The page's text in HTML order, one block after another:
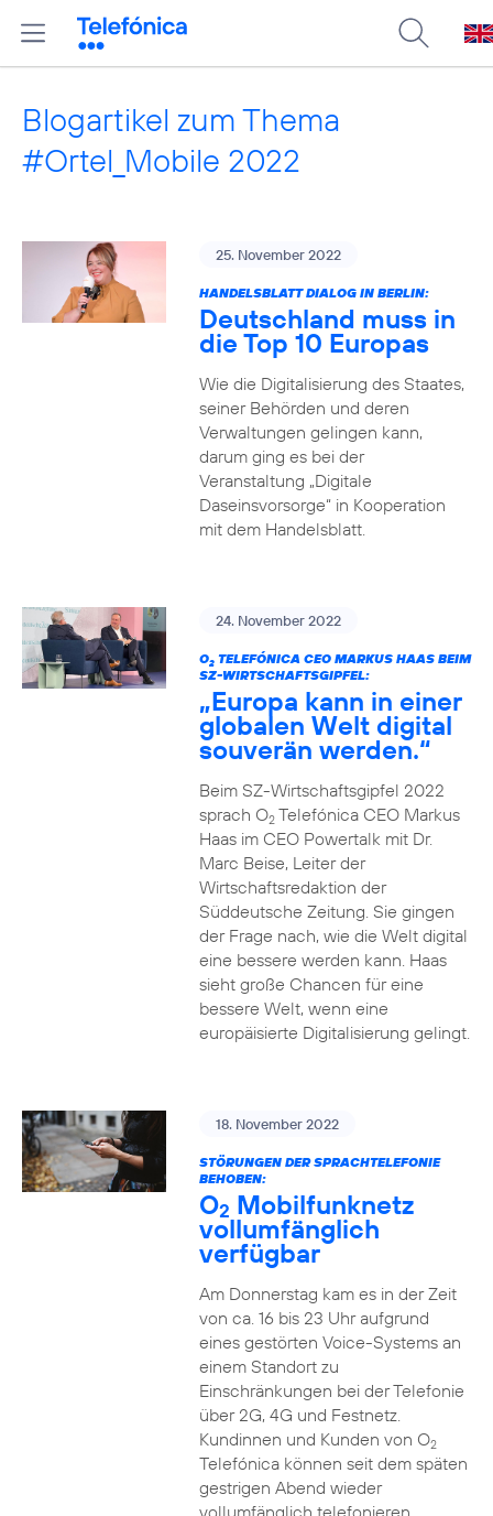
Blogartikel zum Thema
#Ortel_Mobile 2022
25. November 2022
HANDELSBLATT DIALOG IN BERLIN:
Deutschland muss in
die Top 10 Europas
Wie die Digitalisierung des Staates,
seiner Behörden und deren
Verwaltungen gelingen kann,
darum ging es bei der
Veranstaltung „Digitale
Daseinsvorsorge“ in Kooperation
mit dem Handelsblatt.
24. November 2022
O2TELEFÓNICA CEO MARKUS HAAS BEIM
SZ-WIRTSCHAFTSGIPFEL:
„Europa kann in einer
globalen Welt digital
souverän werden.“
Beim SZ-Wirtschaftsgipfel 2022
sprach O2Telefónica CEO Markus
Haas im CEO Powertalk mit Dr.
Marc Beise, Leiter der
Wirtschaftsredaktion der
Süddeutsche Zeitung. Sie gingen
der Frage nach, wie die Welt digital
eine bessere werden kann. Haas
sieht große Chancen für eine
bessere Welt, wenn eine
europäisierte Digitalisierung gelingt.
18. November 2022
STÖRUNGEN DER SPRACHTELEFONIE
BEHOBEN:
O2 Mobilfunknetz
vollumfänglich
verfügbar
Am Donnerstag kam es in der Zeit
von ca. 16 bis 23 Uhr aufgrund
eines gestörten Voice-Systems an
einem Standort zu
Einschränkungen bei der Telefonie
über 2G, 4G und Festnetz.
Kundinnen und Kunden von O2
Telefónica können seit dem späten
gestrigen Abend wieder
vollumfänglich telefonieren.